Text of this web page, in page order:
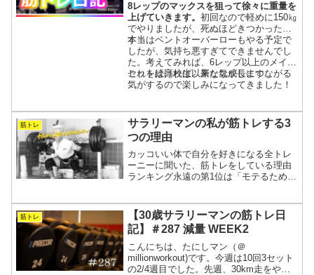
8レップのマックスを狙って徐々に重量を
上げていきます。初回なので軽めに150㎏
でやりましたが、死ぬほどきつかったで
す！
本当はベントオーバーローもやる予定で
したが、気持ち悪すぎてできませんでし
た。考えてみれば、6レップ以上のメイン
セットは高校生以来な気がします。
これを続ければ、新たな成長につながる
気がするので楽しみになってきました！
筋トレ
サラリーマンの私が筋トレする3
つの理由
カッコいい体で自分を好きになる全トレ
ーニーに聞いた、筋トレをしている理由
ランキング永遠の第1位は「モテるため」
れは同時に、「自分で自分自身のことを
認めること」にもつなが...
筋トレ
【30歳サラリーマンの筋トレ日
記】＃287 減量 WEEK2
こんにちは、たにしマン（＠
millionworkout)です。今週は10回3セット
の2/4週目でした。先週、30km走をやっ